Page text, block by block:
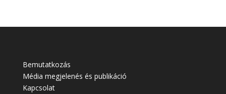
Bemutatkozás
Média megjelenés és publikáció
Kapcsolat